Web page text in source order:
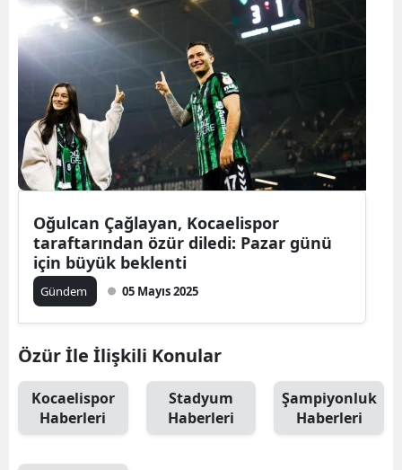
Oğulcan Çağlayan, Kocaelispor
taraftarından özür diledi: Pazar günü
için büyük beklenti
Gündem 05 Mayıs 2025
Özür İle İlişkili Konular
Kocaelispor
Haberleri
Stadyum
Haberleri
Şampiyonluk
Haberleri